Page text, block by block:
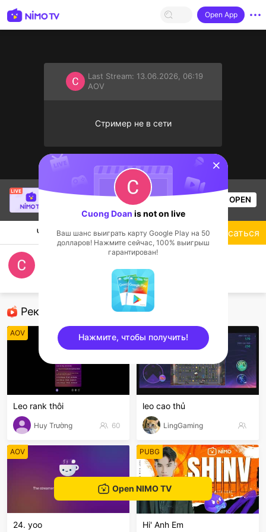
Open App
Last Stream: 13.06.2026, 06:19
AOV
Стример не в сети
nhung yu ni
is live!
OPEN
Чат Стример
Рекомендованные стримеры
AOV
Leo rank thôi
Huy Trường 60
leo cao thủ
LingGaming
AOV
24. yoo
PUBG
Hi' Anh Em
Подписаться
Open NIMO TV
sentinelStart
Cuong Doan is not on live
Ваш шанс выиграть карту Google Play на 50
долларов! Нажмите сейчас, 100% выигрыш
гарантирован!
Нажмите, чтобы получить!
sentinelEnd